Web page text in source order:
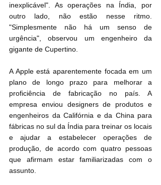
inexplicável". As operações na Índia, por
outro lado, não estão nesse ritmo.
"Simplesmente não há um senso de
urgência", observou um engenheiro da
gigante de Cupertino.
A Apple está aparentemente focada em um
plano de longo prazo para melhorar a
proficiência de fabricação no país. A
empresa enviou designers de produtos e
engenheiros da Califórnia e da China para
fábricas no sul da Índia para treinar os locais
e ajudar a estabelecer operações de
produção, de acordo com quatro pessoas
que afirmam estar familiarizadas com o
assunto.